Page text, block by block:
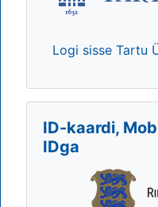
Logi sisse Tartu
ID-kaardi,
IDga